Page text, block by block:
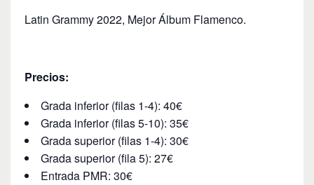
Latin Grammy 2022, Mejor Álbum Flamenco.
Precios:
Grada inferior (filas 1-4): 40€
Grada inferior (filas 5-10): 35€
Grada superior (filas 1-4): 30€
Grada superior (fila 5): 27€
Entrada PMR: 30€